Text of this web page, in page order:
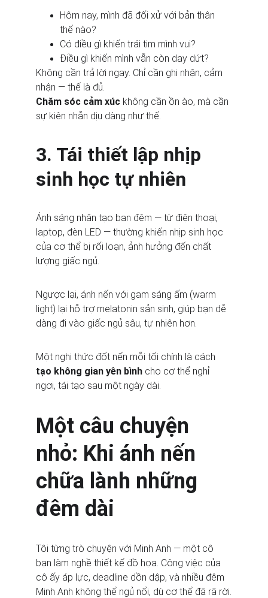
Hôm nay, mình đã đối xử với bản thân
thế nào?
Có điều gì khiến trái tim mình vui?
Điều gì khiến mình vẫn còn day dứt?
Không cần trả lời ngay. Chỉ cần ghi nhận, cảm
nhận — thế là đủ.
Chăm sóc cảm xúc không cần ồn ào, mà cần
sự kiên nhẫn dịu dàng như thế.
3. Tái thiết lập nhịp
sinh học tự nhiên
Ánh sáng nhân tạo ban đêm — từ điện thoại,
laptop, đèn LED — thường khiến nhịp sinh học
của cơ thể bị rối loạn, ảnh hưởng đến chất
lượng giấc ngủ.
Ngược lại, ánh nến với gam sáng ấm (warm
light) lại hỗ trợ melatonin sản sinh, giúp bạn dễ
dàng đi vào giấc ngủ sâu, tự nhiên hơn.
Một nghi thức đốt nến mỗi tối chính là cách
tạo không gian yên bình cho cơ thể nghỉ
ngơi, tái tạo sau một ngày dài.
Một câu chuyện
nhỏ: Khi ánh nến
chữa lành những
đêm dài
Tôi từng trò chuyện với Minh Anh — một cô
bạn làm nghề thiết kế đồ họa. Công việc của
cô ấy áp lực, deadline dồn dập, và nhiều đêm
Minh Anh không thể ngủ nổi, dù cơ thể đã rã rời.